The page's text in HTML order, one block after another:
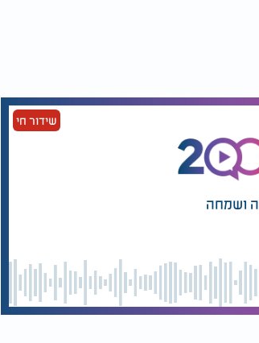
שידור חי
ושמחה